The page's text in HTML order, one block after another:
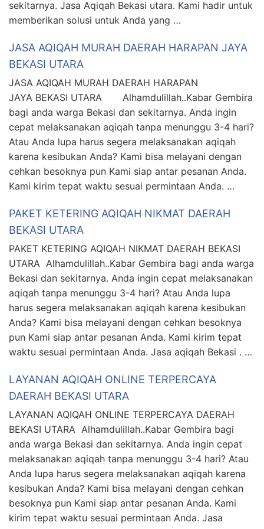
sekitarnya. Jasa Aqiqah Bekasi utara. Kami hadir untuk
memberikan solusi untuk Anda yang …
JASA AQIQAH MURAH DAERAH HARAPAN JAYA
BEKASI UTARA
JASA AQIQAH MURAH DAERAH HARAPAN
JAYA BEKASI UTARA Alhamdulillah..Kabar Gembira
bagi anda warga Bekasi dan sekitarnya. Anda ingin
cepat melaksanakan aqiqah tanpa menunggu 3-4 hari?
Atau Anda lupa harus segera melaksanakan aqiqah
karena kesibukan Anda? Kami bisa melayani dengan
cehkan besoknya pun Kami siap antar pesanan Anda.
Kami kirim tepat waktu sesuai permintaan Anda. …
PAKET KETERING AQIQAH NIKMAT DAERAH
BEKASI UTARA
PAKET KETERING AQIQAH NIKMAT DAERAH BEKASI
UTARA Alhamdulillah..Kabar Gembira bagi anda warga
Bekasi dan sekitarnya. Anda ingin cepat melaksanakan
aqiqah tanpa menunggu 3-4 hari? Atau Anda lupa
harus segera melaksanakan aqiqah karena kesibukan
Anda? Kami bisa melayani dengan cehkan besoknya
pun Kami siap antar pesanan Anda. Kami kirim tepat
waktu sesuai permintaan Anda. Jasa aqiqah Bekasi . …
LAYANAN AQIQAH ONLINE TERPERCAYA
DAERAH BEKASI UTARA
LAYANAN AQIQAH ONLINE TERPERCAYA DAERAH
BEKASI UTARA Alhamdulillah..Kabar Gembira bagi
anda warga Bekasi dan sekitarnya. Anda ingin cepat
melaksanakan aqiqah tanpa menunggu 3-4 hari? Atau
Anda lupa harus segera melaksanakan aqiqah karena
kesibukan Anda? Kami bisa melayani dengan cehkan
besoknya pun Kami siap antar pesanan Anda. Kami
kirim tepat waktu sesuai permintaan Anda. Jasa